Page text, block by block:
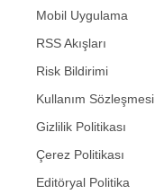
Mobil Uygulama
RSS Akışları
Risk Bildirimi
Kullanım Sözleşmesi
Gizlilik Politikası
Çerez Politikası
Editöryal Politika